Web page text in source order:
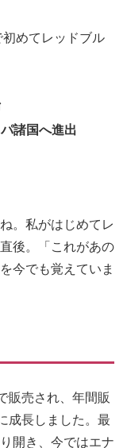
めてレッドブル
諸国へ進出
。私がはじめてレ
後。「これがあの
今でも覚えていま
販売され、年間販
成長しました。最
開き、今ではエナ